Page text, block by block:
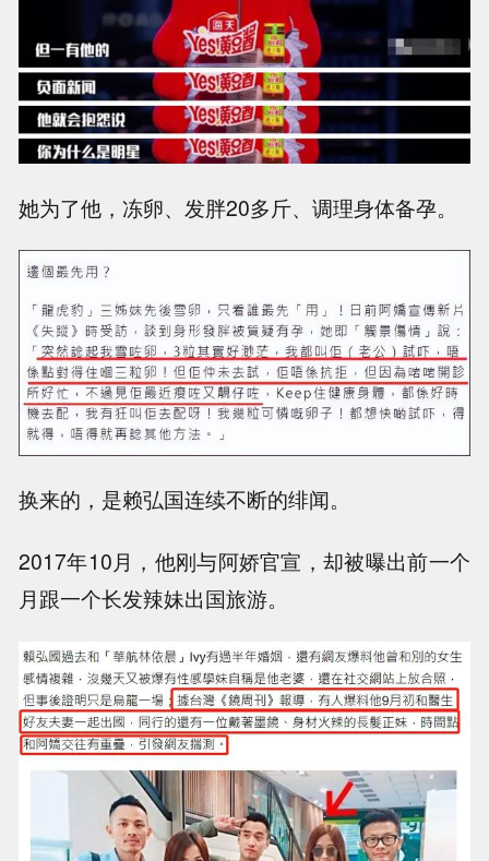
她为了他，冻卵、发胖20多斤、调理身体备孕。
换来的，是赖弘国连续不断的绯闻。
2017年10月，他刚与阿娇官宣，却被曝出前一个
月跟一个长发辣妹出国旅游。